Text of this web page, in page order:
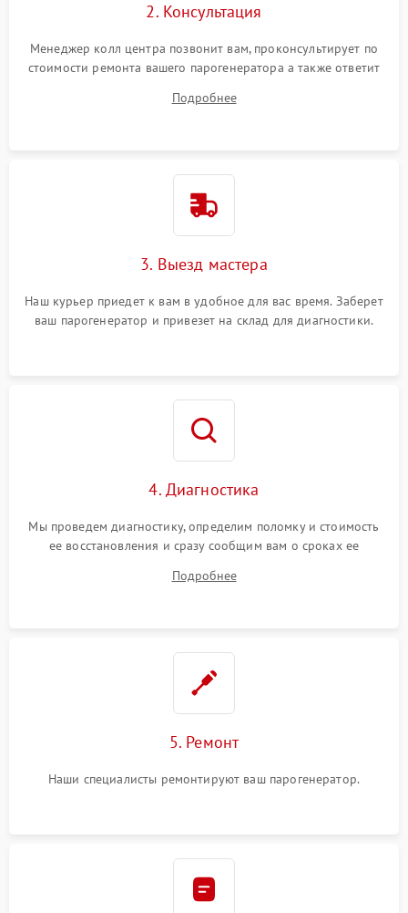
2. Консультация
Менеджер колл центра позвонит вам, проконсультирует по
стоимости ремонта вашего парогенератора а также ответит
Подробнее
3. Выезд мастера
Наш курьер приедет к вам в удобное для вас время. Заберет
ваш парогенератор и привезет на склад для диагностики.
4. Диагностика
Мы проведем диагностику, определим поломку и стоимость
ее восстановления и сразу сообщим вам о сроках ее
Подробнее
5. Ремонт
Наши специалисты ремонтируют ваш парогенератор.